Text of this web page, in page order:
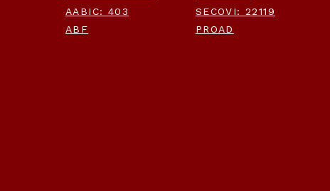
AABIC: 403
SECOVI: 22119
ABF
PROAD